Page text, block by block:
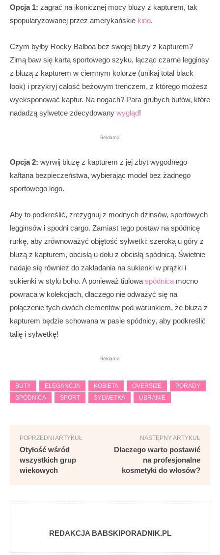
Opcja 1: zagrać na ikonicznej mocy bluzy z kapturem, tak
spopularyzowanej przez amerykańskie kino.
Czym byłby Rocky Balboa bez swojej bluzy z kapturem?
Zimą baw się kartą sportowego szyku, łącząc czarne legginsy
z bluzą z kapturem w ciemnym kolorze (unikaj total black
look) i przykryj całość beżowym trenczem, z którego możesz
wyeksponować kaptur. Na nogach? Para grubych butów, które
nadadzą sylwetce zdecydowany wygląd!
Reklama
Opcja 2: wyrwij bluzę z kapturem z jej zbyt wygodnego
kaftana bezpieczeństwa, wybierając model bez żadnego
sportowego logo.
Aby to podkreślić, zrezygnuj z modnych dżinsów, sportowych
legginsów i spodni cargo. Zamiast tego postaw na spódnicę
rurkę, aby zrównoważyć objętość sylwetki: szeroką u góry z
bluzą z kapturem, obcisłą u dołu z obcisłą spódnicą. Świetnie
nadaje się również do zakładania na sukienki w prążki i
sukienki w stylu boho. A ponieważ tiulowa spódnica mocno
powraca w kolekcjach, dlaczego nie odważyć się na
połączenie tych dwóch elementów pod warunkiem, że bluza z
kapturem będzie schowana w pasie spódnicy, aby podkreślić
talię i sylwetkę!
Reklama
BUTY ELEGANCJA KOBIETA OVERSIZE
PORADY
SPÓDNICA
SPORT SYLWETKA UBRANIE
POPRZEDNI ARTYKUŁ
Otyłość wśród
wszystkich grup
wiekowych
NASTĘPNY ARTYKUŁ
Dlaczego warto postawić
na profesjonalne
kosmetyki do włosów?
REDAKCJA BABSKIPORADNIK.PL